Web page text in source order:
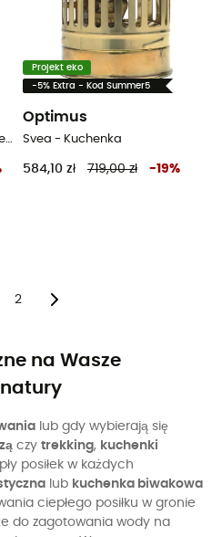
Reactor Stove System - Kuchenka
Projekt eko
-5% Extra - Kod Summer5
Optimus
Svea - Kuchenka
584,10 zł 719,00 zł -19%
2
na Wasze
natury
lub gdy wybierają się
czy trekking, kuchenki
posiłek w każdych
lub kuchenka biwakowa
ciepłego posiłku w gronie
do zagotowania wody na